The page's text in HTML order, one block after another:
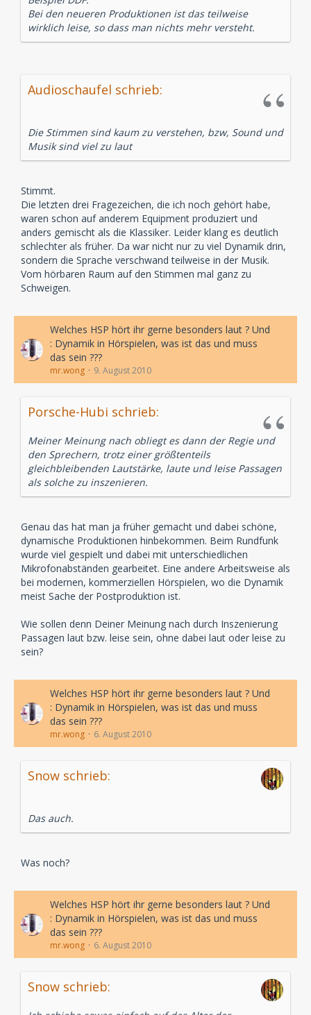
Bei den neueren Produktionen ist das teilweise
wirklich leise, so dass man nichts mehr versteht.
Audioschaufel schrieb:
Die Stimmen sind kaum zu verstehen, bzw, Sound und
Musik sind viel zu laut
Stimmt.
Die letzten drei Fragezeichen, die ich noch gehört habe,
waren schon auf anderem Equipment produziert und
anders gemischt als die Klassiker. Leider klang es deutlich
schlechter als früher. Da war nicht nur zu viel Dynamik drin,
sondern die Sprache verschwand teilweise in der Musik.
Vom hörbaren Raum auf den Stimmen mal ganz zu
Schweigen.
Welches HSP hört ihr gerne besonders laut ? Und
: Dynamik in Hörspielen, was ist das und muss
das sein ???
mr.wong 9. August 2010
Porsche-Hubi schrieb:
Meiner Meinung nach obliegt es dann der Regie und
den Sprechern, trotz einer größtenteils
gleichbleibenden Lautstärke, laute und leise Passagen
als solche zu inszenieren.
Genau das hat man ja früher gemacht und dabei schöne,
dynamische Produktionen hinbekommen. Beim Rundfunk
wurde viel gespielt und dabei mit unterschiedlichen
Mikrofonabständen gearbeitet. Eine andere Arbeitsweise als
bei modernen, kommerziellen Hörspielen, wo die Dynamik
meist Sache der Postproduktion ist.
Wie sollen denn Deiner Meinung nach durch Inszenierung
Passagen laut bzw. leise sein, ohne dabei laut oder leise zu
sein?
Welches HSP hört ihr gerne besonders laut ? Und
: Dynamik in Hörspielen, was ist das und muss
das sein ???
mr.wong 6. August 2010
Snow schrieb:
Das auch.
Was noch?
Welches HSP hört ihr gerne besonders laut ? Und
: Dynamik in Hörspielen, was ist das und muss
das sein ???
mr.wong 6. August 2010
Snow schrieb: